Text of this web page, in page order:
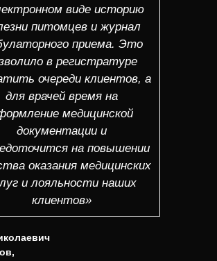
виде историю
питомцев и журнал
приема. Это
в регистратуре
очереди клиентов, а
для врачей время на
медицинской
документации и
на повышении
оказания медицинских
и лояльности наших
клиентов»